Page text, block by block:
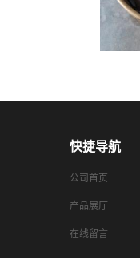
快捷导航
公司首页
产品展厅
在线留言